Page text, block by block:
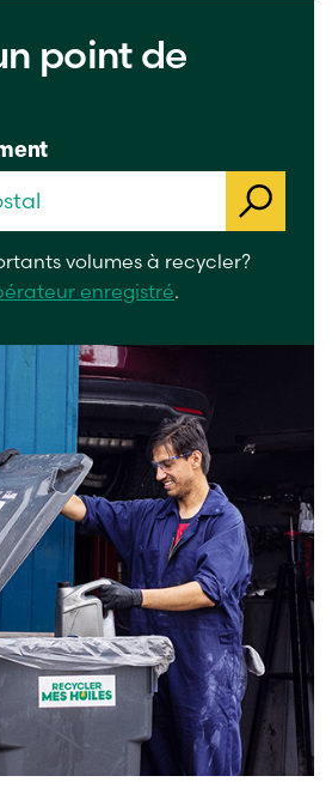
point de
volumes à recycler?
enregistré.